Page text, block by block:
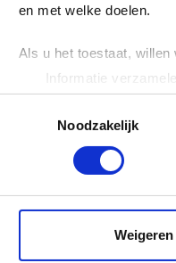
en met welke doelen.
Als u het toestaat, willen
Informatie
Uw apparaat
Lees meer over hoe
toestemming op elk
websiteverkeer te
media, adverteren en
Noodzakelijk
Weigeren
-
53